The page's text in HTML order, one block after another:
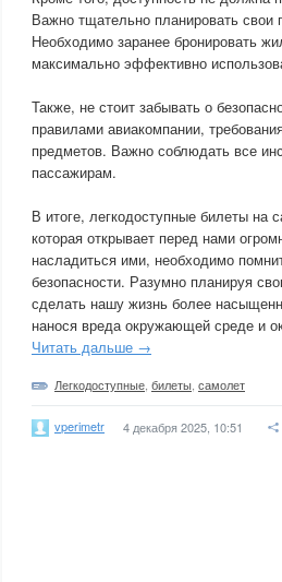
Важно тщательно планировать
Необходимо заранее бронировать
максимально эффективно
Также, не стоит забывать о
правилами авиакомпании,
предметов. Важно соблюдать все
пассажирам.
В итоге, легкодоступные билеты на
которая открывает перед нами
насладиться ими, необходимо
безопасности. Разумно планируя
сделать нашу жизнь более
нанося вреда окружающей среде и
Читать дальше →
Легкодоступные билеты самолет
vperimetr 4 декабря 2025, 10:51